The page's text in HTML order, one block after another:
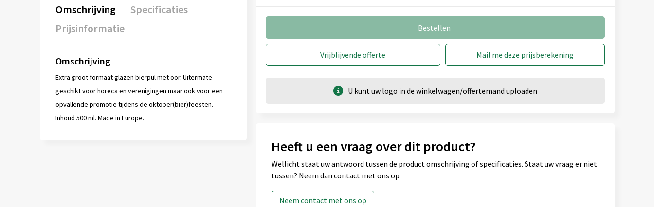
Omschrijving
Specificaties
Prijsinformatie
Omschrijving
Extra groot formaat glazen bierpul met oor. Uitermate
geschikt voor horeca en verenigingen maar ook voor een
opvallende promotie tijdens de oktober(bier)feesten.
Inhoud 500 ml. Made in Europe.
Bestellen
Vrijblijvende offerte Mail me deze prijsberekening
U kunt uw logo in de winkelwagen/offertemand uploaden
Heeft u een vraag over dit product?
Wellicht staat uw antwoord tussen de product omschrijving of specificaties. Staat uw vraag er niet
tussen? Neem dan contact met ons op
Neem contact met ons op